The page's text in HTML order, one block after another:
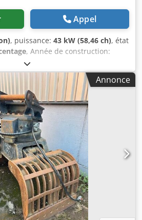
Appel
, puissance: 43 kW (58,46 ch), état
, Année de construction:
climatisation, CATERPILLAR 308D
2011 Heures de fonctionnement :
Climatisation Radio Flèche
bras : 2,20 m Dedpszrt Amsfx
marteau, grappin et ciseaux
rapide OQ45 1 godet – largeur
en bon état (environ 60 %)
450 mm Support de lame
kW Conformité CE Poids en ordre
Annonce